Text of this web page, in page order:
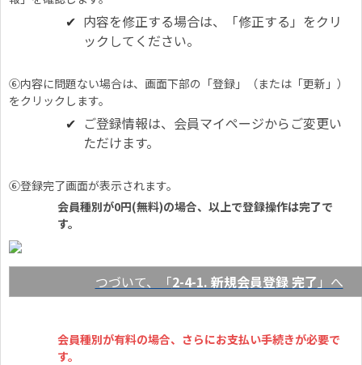
内容を修正する場合は、「修正する」をクリ
ックしてください。
⑥内容に問題ない場合は、画面下部の「登録」（または「更新」）
をクリックします。
ご登録情報は、会員マイページからご変更い
ただけます。
⑥登録完了画面が表示されます。
会員種別が0円(無料)の場合、以上で登録操作は完了で
す。
つづいて、「2-4-1. 新規会員登録 完了 」へ
会員種別が有料の場合、さらにお支払い手続きが必要で
す。